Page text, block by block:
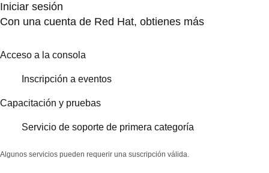
Iniciar sesión
Con una cuenta de Red Hat, obtienes más
Acceso a la consola
Inscripción a eventos
Capacitación y pruebas
Servicio de soporte de primera categoría
Algunos servicios pueden requerir una suscripción válida.